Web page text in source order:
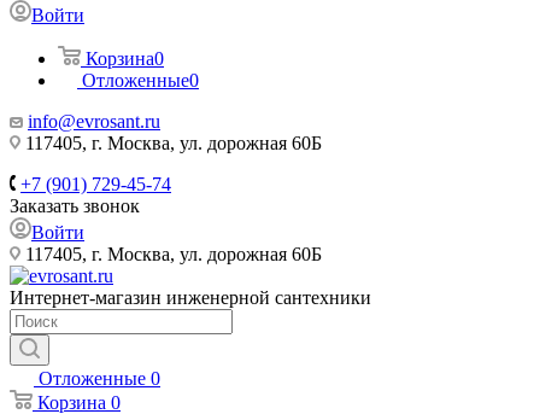
Войти
Корзина0
Отложенные0
info@evrosant.ru
117405, г. Москва, ул. дорожная 60Б
+7 (901) 729-45-74
Заказать звонок
Войти
117405, г. Москва, ул. дорожная 60Б
Интернет-магазин инженерной сантехники
Отложенные 0
Корзина 0